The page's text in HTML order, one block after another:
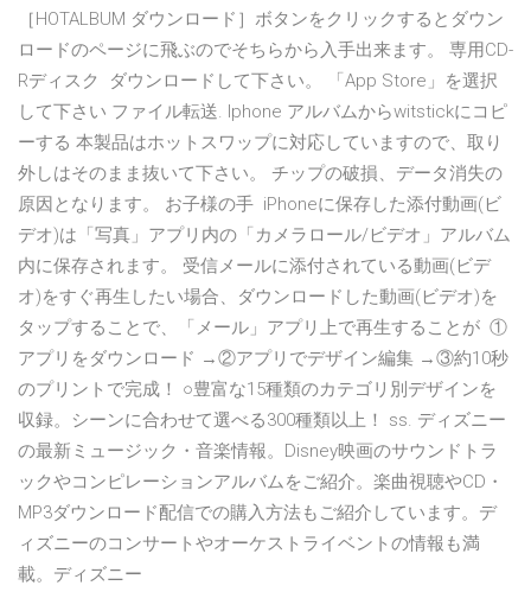
［HOTALBUM ダウンロード］ボタンをクリックするとダウン
ロードのページに飛ぶのでそちらから入手出来ます。 専用CD-
Rディスク ダウンロードして下さい。 「App Store」を選択
して下さい ファイル転送. Iphone アルバムからwitstickにコピ
ーする 本製品はホットスワップに対応していますので、取り
外しはそのまま抜いて下さい。 チップの破損、データ消失の
原因となります。 お子様の手 iPhoneに保存した添付動画(ビ
デオ)は「写真」アプリ内の「カメラロール/ビデオ」アルバム
内に保存されます。 受信メールに添付されている動画(ビデ
オ)をすぐ再生したい場合、ダウンロードした動画(ビデオ)を
タップすることで、「メール」アプリ上で再生することが ①
アプリをダウンロード →②アプリでデザイン編集 →③約10秒
のプリントで完成！ ○豊富な15種類のカテゴリ別デザインを
収録。シーンに合わせて選べる300種類以上！ ss. ディズニー
の最新ミュージック・音楽情報。Disney映画のサウンドトラ
ックやコンピレーションアルバムをご紹介。楽曲視聴やCD・
MP3ダウンロード配信での購入方法もご紹介しています。デ
ィズニーのコンサートやオーケストライベントの情報も満
載。ディズニー